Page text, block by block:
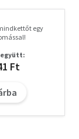
egy
Ft